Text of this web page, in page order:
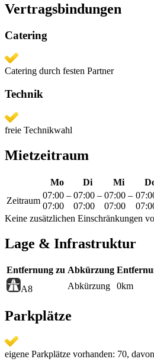
Vertragsbindungen
Catering
Catering durch festen Partner
Technik
freie Technikwahl
Mietzeitraum
Mo Di Mi
Zeitraum
07:00 –
07:00
07:00 –
07:00
07:00 –
07:00
Keine zusätzlichen Einschränkungen
Lage & Infrastruktur
Entfernung zu Abkürzung
A8
Abkürzung 0km
Parkplätze
eigene Parkplätze vorhanden: 70,